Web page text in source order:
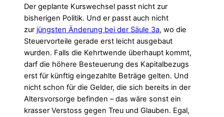
Der geplante Kurswechsel passt nicht zur
bisherigen Politik. Und er passt auch nicht
zur jüngsten Änderung bei der Säule 3a, wo die
Steuervorteile gerade erst leicht ausgebaut
wurden. Falls die Kehrtwende überhaupt kommt,
darf die höhere Besteuerung des Kapitalbezugs
erst für künftig eingezahlte Beträge gelten. Und
nicht schon für die Gelder, die sich bereits in der
Altersvorsorge befinden – das wäre sonst ein
krasser Verstoss gegen Treu und Glauben. Egal,